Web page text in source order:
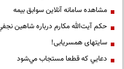
مشاهده سامانه آنلاين سوابق بیمه
حكم آيت‌الله مكارم درباره شاهين
سایتهای همسریابی!
دعايي كه قطعا مستجاب مي‌شود